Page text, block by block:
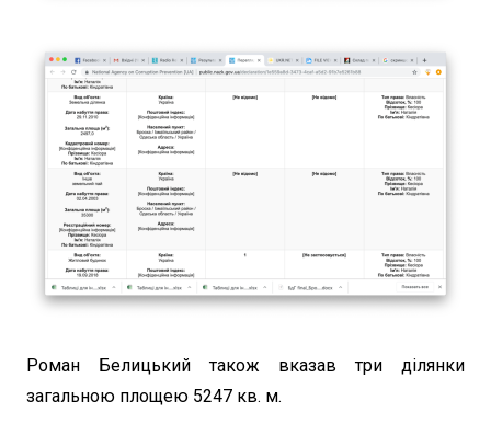
Роман Белицький також вказав три ділянки
загальною площею 5247 кв. м.